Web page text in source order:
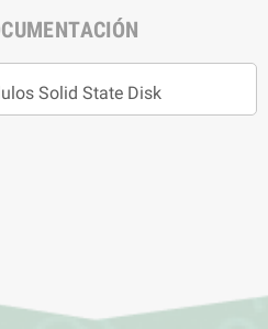
Solid State Disk